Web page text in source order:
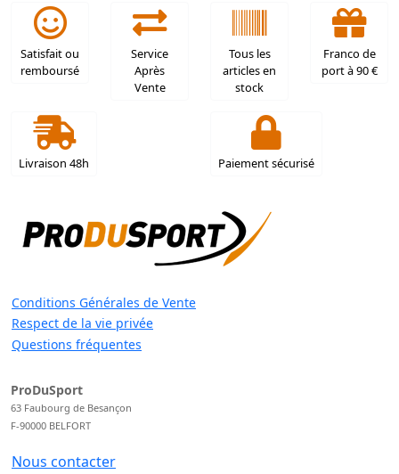
Satisfait ou
remboursé
Service
Après
Vente
Tous les
articles en
stock
Franco de
port à 90 €
Livraison 48h Paiement sécurisé
Conditions Générales de Vente
Respect de la vie privée
Questions fréquentes
ProDuSport
63 Faubourg de Besançon
F-90000 BELFORT
Nous contacter